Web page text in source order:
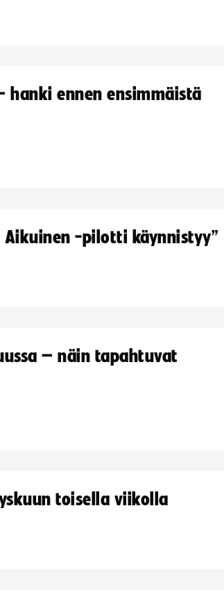
hanki ennen ensimmäistä
Aikuinen -pilotti käynnistyy”
– näin tapahtuvat
toisella viikolla